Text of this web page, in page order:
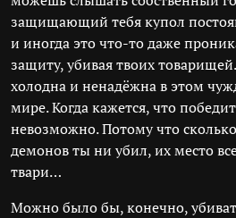
защищающий тебя купол
и иногда это что-то даже
защиту, убивая твоих
холодна и ненадёжна в этом
мире. Когда кажется, что
невозможно. Потому что
демонов ты ни убил, их место
твари…
Можно было бы, конечно,